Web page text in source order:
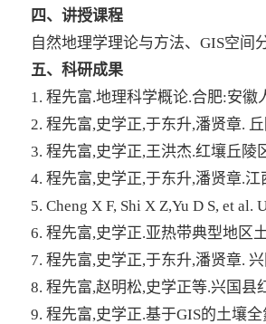
四、讲授课程
自然地理学理论与方法、GIS空间
五、科研成果
1. 程先富.地理科学概论.合肥:安徽
2. 程先富,史学正,于东升,潘贤章.
3. 程先富,史学正,王洪杰.红壤丘陵
4. 程先富,史学正,于东升,潘贤章.
5. Cheng X F, Shi X Z,Yu D S, et
6. 程先富,史学正.亚热带典型地区
7. 程先富,史学正,于东升,潘贤章.
8. 程先富,赵明松,史学正等.兴国
9. 程先富,史学正.基于GIS的土壤